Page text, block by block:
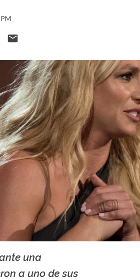
una
a uno de sus